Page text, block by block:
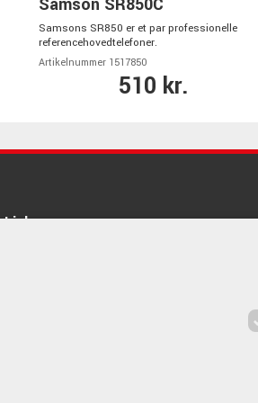
Samsons SR850 er et par professionelle
referencehovedtelefoner.
Artikelnummer 1517850
510 kr.
Links